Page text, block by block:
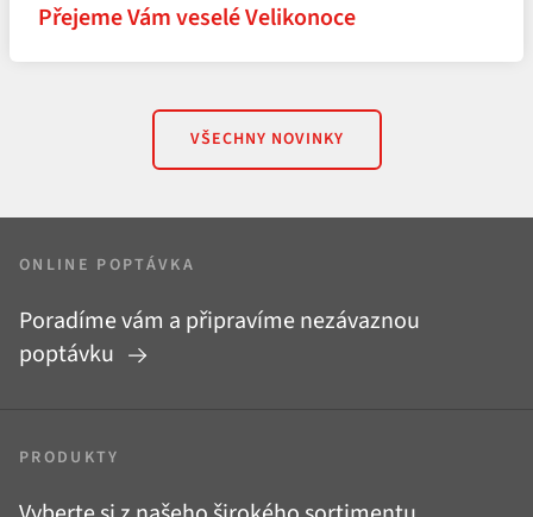
Přejeme Vám veselé Velikonoce
VŠECHNY NOVINKY
ONLINE POPTÁVKA
Poradíme vám a připravíme nezávaznou
poptávku
PRODUKTY